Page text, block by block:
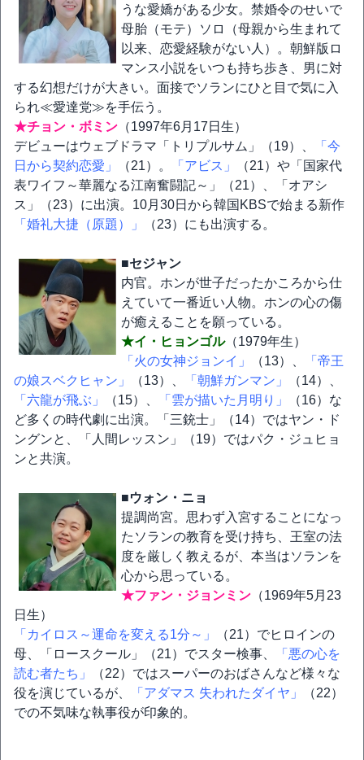
うな愛嬌がある少女。禁婚令のせいで
母胎（モテ）ソロ（母親から生まれて
以来、恋愛経験がない人）。朝鮮版ロ
マンス小説をいつも持ち歩き、男に対
する幻想だけが大きい。面接でソランにひと目で気に入
られ≪愛達党≫を手伝う。
★チョン・ボミン （1997年6月17日生）
デビューはウェブドラマ「トリプルサム」（19）、
「今
日から契約恋愛」
（21）。 「アビス」
（21）や「国家代
表ワイフ～華麗なる江南奮闘記～」（21）、「オアシ
ス」（23）に出演。10月30日から韓国KBSで始まる新作
「婚礼大捷（原題）」
（23）にも出演する。
■セジャン
内官。ホンが世子だったかころから仕
えていて一番近い人物。ホンの心の傷
が癒えることを願っている。
★イ・ヒョンゴル（1979年生）
「火の女神ジョンイ」
（13）、
「帝王
の娘スベクヒャン」
（13）、 「朝鮮ガンマン」
（14）、
「六龍が飛ぶ」
（15）、 「雲が描いた月明り」
（16）な
ど多くの時代劇に出演。「三銃士」（14）ではヤン・ド
ングンと、「人間レッスン」（19）ではパク・ジュヒョ
ンと共演。
■ウォン・ニョ
提調尚宮。思わず入宮することになっ
たソランの教育を受け持ち、王室の法
度を厳しく教えるが、本当はソランを
心から思っている。
★ファン・ジョンミン （1969年5月23
日生）
「カイロス～運命を変える1分～」
（21）でヒロインの
母、「ロースクール」（21）でスター検事、
「悪の心を
読む者たち」
（22）ではスーパーのおばさんなど様々な
役を演じているが、
「アダマス 失われたダイヤ」
（22）
での不気味な執事役が印象的。